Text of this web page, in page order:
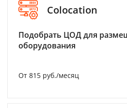
Colocation
Подобрать ЦОД для
оборудования
От 815 руб./месяц